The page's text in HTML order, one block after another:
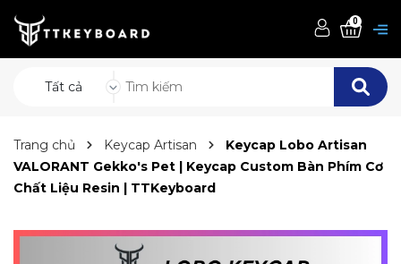
Tất cả
0
Trang chủ Keycap Artisan
Keycap Lobo Artisan
VALORANT Gekko's Pet | Keycap Custom Bàn Phím Cơ
Chất Liệu Resin | TTKeyboard